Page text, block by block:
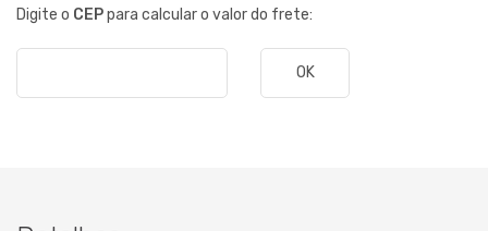
Digite o CEPpara calcular o valor do frete:
OK